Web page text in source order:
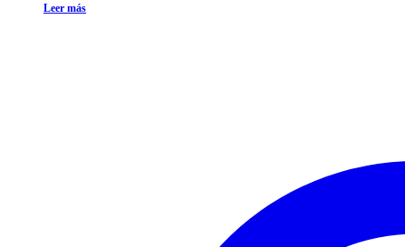
Leer más